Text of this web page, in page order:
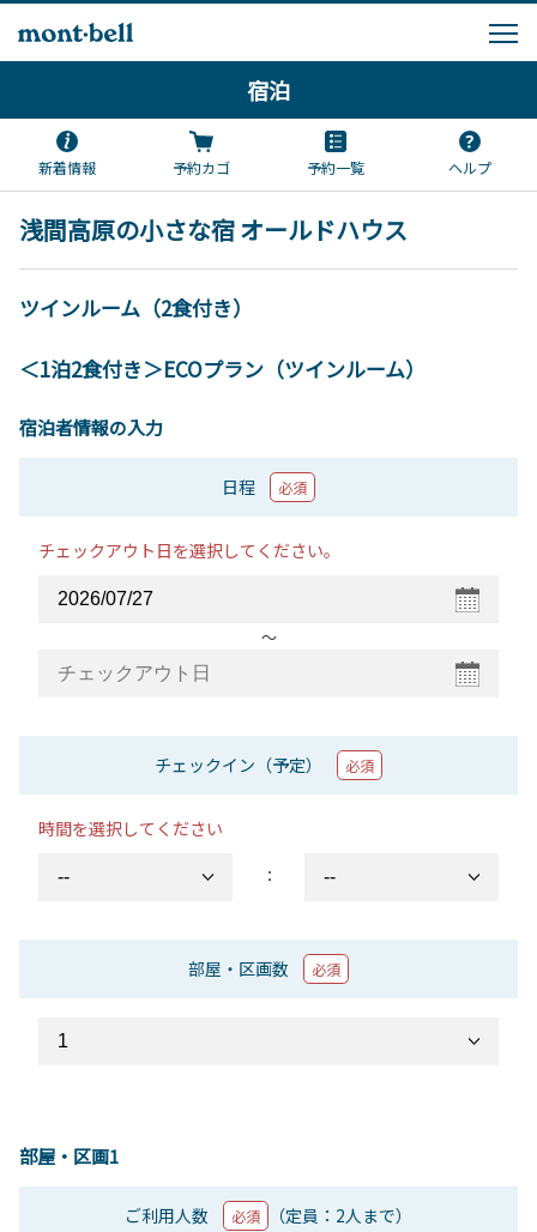
宿泊
新着情報 予約カゴ 予約一覧 ヘルプ
浅間高原の小さな宿 オールドハウス
ツインルーム（2食付き）
＜1泊2食付き＞ECOプラン（ツインルーム）
宿泊者情報の入力
日程 必須
チェックアウト日を選択してください。
〜
チェックイン（予定） 必須
時間を選択してください
：
部屋・区画数 必須
部屋・区画1
ご利用人数 必須 （定員：2人まで）